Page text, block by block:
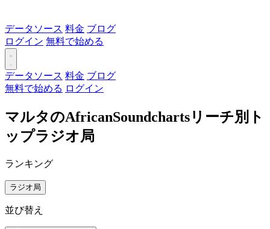
データソース 料金 ブログ
ログイン 無料で始める
データソース 料金 ブログ
無料で始める ログイン
マルタのAfricanSoundchartsリーチ別ト
ップラジオ局
ランキング
ラジオ局
並び替え